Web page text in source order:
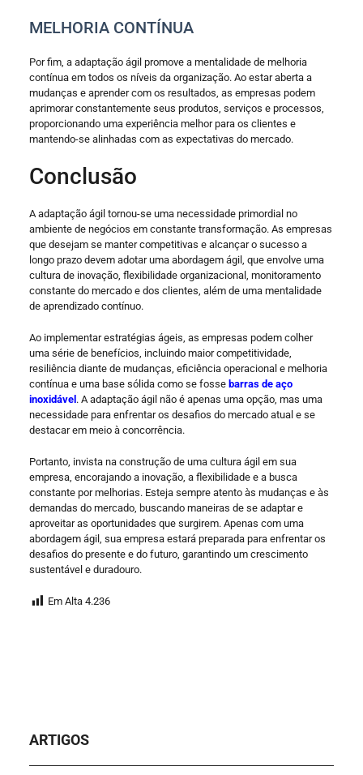
MELHORIA CONTÍNUA
Por fim, a adaptação ágil promove a mentalidade de melhoria
contínua em todos os níveis da organização. Ao estar aberta a
mudanças e aprender com os resultados, as empresas podem
aprimorar constantemente seus produtos, serviços e processos,
proporcionando uma experiência melhor para os clientes e
mantendo-se alinhadas com as expectativas do mercado.
Conclusão
A adaptação ágil tornou-se uma necessidade primordial no
ambiente de negócios em constante transformação. As empresas
que desejam se manter competitivas e alcançar o sucesso a
longo prazo devem adotar uma abordagem ágil, que envolve uma
cultura de inovação, flexibilidade organizacional, monitoramento
constante do mercado e dos clientes, além de uma mentalidade
de aprendizado contínuo.
Ao implementar estratégias ágeis, as empresas podem colher
uma série de benefícios, incluindo maior competitividade,
resiliência diante de mudanças, eficiência operacional e melhoria
contínua e uma base sólida como se fosse barras de aço
inoxidável . A adaptação ágil não é apenas uma opção, mas uma
necessidade para enfrentar os desafios do mercado atual e se
destacar em meio à concorrência.
Portanto, invista na construção de uma cultura ágil em sua
empresa, encorajando a inovação, a flexibilidade e a busca
constante por melhorias. Esteja sempre atento às mudanças e às
demandas do mercado, buscando maneiras de se adaptar e
aproveitar as oportunidades que surgirem. Apenas com uma
abordagem ágil, sua empresa estará preparada para enfrentar os
desafios do presente e do futuro, garantindo um crescimento
sustentável e duradouro.
Em Alta 4.236
ARTIGOS